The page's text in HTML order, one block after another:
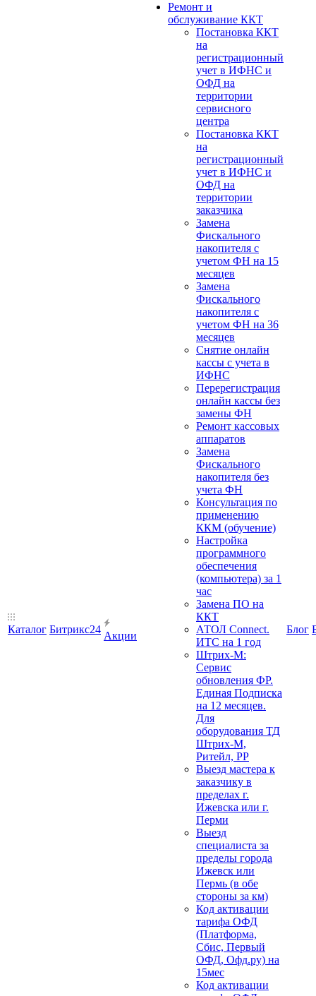
Каталог Битрикс24
Акции
Ремонт и
обслуживание ККТ
Постановка ККТ
на
регистрационный
учет в ИФНС и
ОФД на
территории
сервисного
центра
Постановка ККТ
на
регистрационный
учет в ИФНС и
ОФД на
территории
заказчика
Замена
Фискального
накопителя с
учетом ФН на 15
месяцев
Замена
Фискального
накопителя с
учетом ФН на 36
месяцев
Снятие онлайн
кассы с учета в
ИФНС
Перерегистрация
онлайн кассы без
замены ФН
Ремонт кассовых
аппаратов
Замена
Фискального
накопителя без
учета ФН
Консультация по
применению
ККМ (обучение)
Настройка
программного
обеспечения
(компьютера) за 1
час
Замена ПО на
ККТ
АТОЛ Connect.
ИТС на 1 год
Штрих-М:
Сервис
обновления ФР.
Единая Подписка
на 12 месяцев.
Для
оборудования ТД
Штрих-М,
Ритейл, РР
Выезд мастера к
заказчику в
пределах г.
Ижевска или г.
Перми
Выезд
специалиста за
пределы города
Ижевск или
Пермь (в обе
стороны за км)
Код активации
тарифа ОФД
(Платформа,
Сбис, Первый
ОФД, Офд.ру) на
15мес
Код активации
Блог